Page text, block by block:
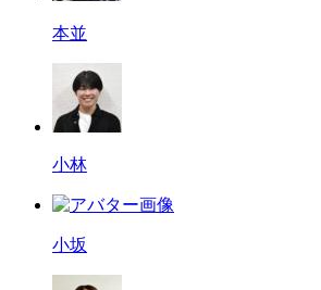
本並
小林
小坂